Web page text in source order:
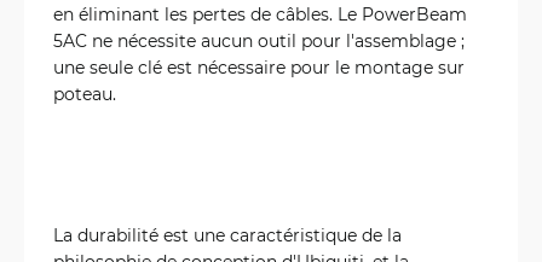
en éliminant les pertes de câbles. Le PowerBeam
5AC ne nécessite aucun outil pour l'assemblage ;
une seule clé est nécessaire pour le montage sur
poteau.
La durabilité est une caractéristique de la